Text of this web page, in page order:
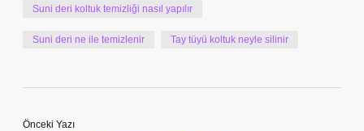
Suni deri koltuk temizliği nasıl yapılır
Suni deri ne ile temizlenir Tay tüyü koltuk neyle silinir
Önceki Yazı